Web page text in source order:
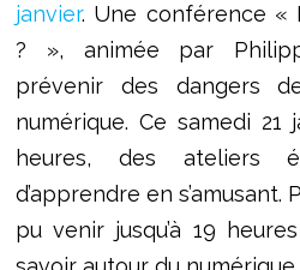
janvier. Une conférence «
? », animée par
prévenir des dangers
numérique. Ce samedi 21
heures, des ateliers
d’apprendre en
pu venir jusqu’à 19